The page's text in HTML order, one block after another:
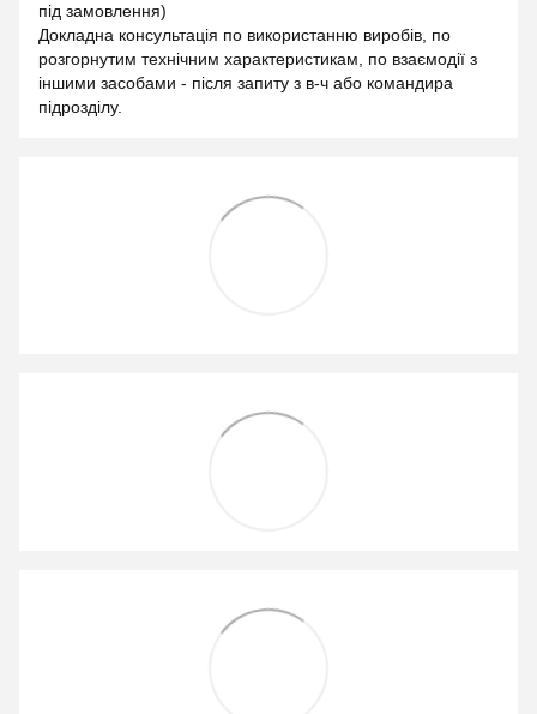
під замовлення)
Докладна консультація по використанню виробів, по
розгорнутим технічним характеристикам, по взаємодії з
іншими засобами - після запиту з в-ч або командира
підрозділу.